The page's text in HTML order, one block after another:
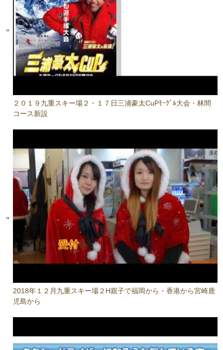
２０１９九重スキー場２・１７日三浦豪太CuPﾓｰｸﾞﾙ大会・林間
コース新設
2018年１２月九重スキー場２H親子で福岡から・香港から宮崎鹿
児島から